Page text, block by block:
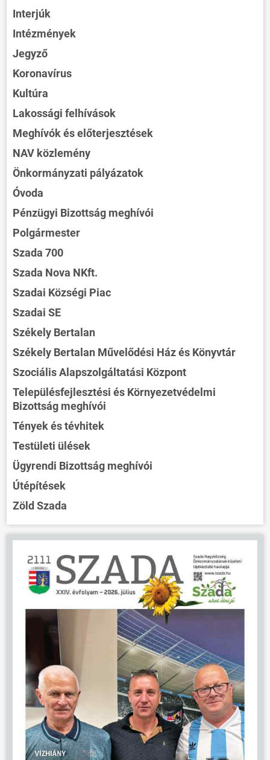
ÖNKORMÁNYZAT
ÜGYINTÉZÉS
HÍREK
Interjúk
Intézmények
Jegyző
Koronavírus
Kultúra
Lakossági felhívások
Meghívók és előterjesztések
NAV közlemény
Önkormányzati pályázatok
Óvoda
Pénzügyi Bizottság meghívói
Polgármester
Szada 700
Szada Nova NKft.
Szadai Községi Piac
Szadai SE
Székely Bertalan
Székely Bertalan Művelődési Ház és Könyvtár
Szociális Alapszolgáltatási Központ
Településfejlesztési és Környezetvédelmi
Bizottság meghívói
Tények és tévhitek
Testületi ülések
Ügyrendi Bizottság meghívói
Útépítések
Zöld Szada